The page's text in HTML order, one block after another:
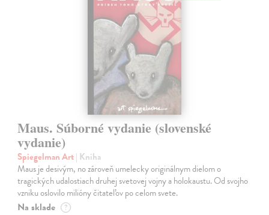
Maus. Súborné vydanie (slovenské
vydanie)
Spiegelman Art| Kniha
Maus je desivým, no zároveň umelecky originálnym dielom o
tragických udalostiach druhej svetovej vojny a holokaustu. Od svojho
vzniku oslovilo milióny čitateľov po celom svete.
Na sklade ?